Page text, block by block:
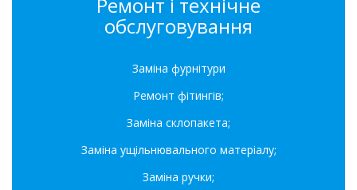
обслуговування
Заміна фурнітури
Ремонт фітингів;
Заміна склопакета;
Заміна ущільнювального матеріалу;
Заміна ручки;